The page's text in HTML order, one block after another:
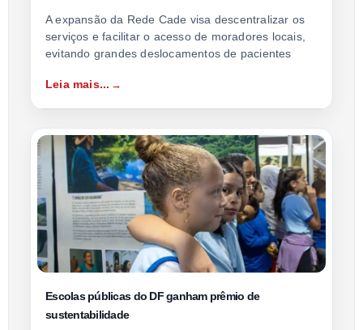
A expansão da Rede Cade visa descentralizar os
serviços e facilitar o acesso de moradores locais,
evitando grandes deslocamentos de pacientes
Leia mais...
Escolas públicas do DF ganham prêmio de
sustentabilidade